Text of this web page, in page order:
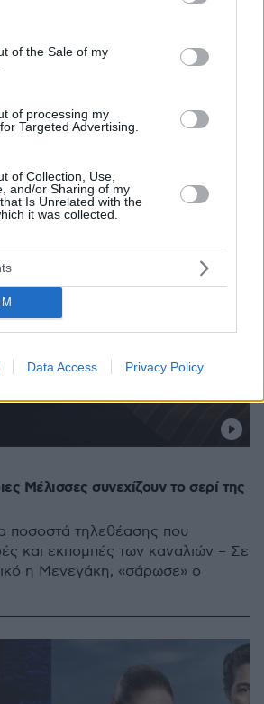
to Google and its third-party tags to
specified purposes in below Google
of the Sale of my
of processing my
Targeted Advertising.
of Collection, Use,
and/or Sharing of my
Is Unrelated with the
it was collected.
Data Access Privacy Policy
prime time η σειρά εποχής του
Μέλισσες συνεχίζουν το σερί της
ποσοστά τηλεθέασης που
και εκπομπές των καναλιών – Σε
η Μενεγάκη, «σάρωσε» ο